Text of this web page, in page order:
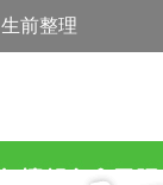
生前整理